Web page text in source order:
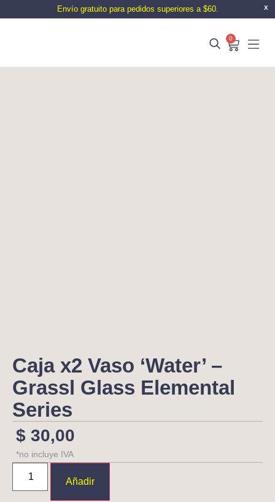
X
Envío gratuito para pedidos superiores a $60.
0
Caja x2 Vaso ‘Water’ –
Grassl Glass Elemental
Series
$ 30,00
*no incluye IVA
Añadir